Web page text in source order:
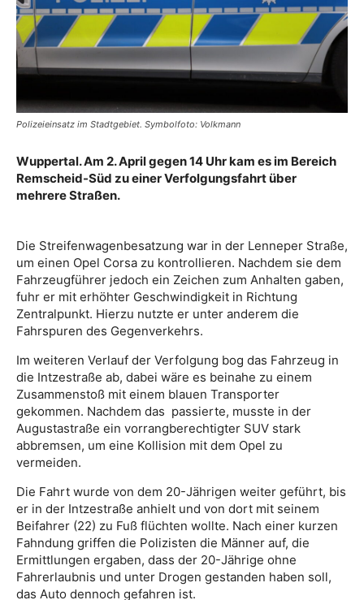
Polizeieinsatz im Stadtgebiet. Symbolfoto: Volkmann
Wuppertal. Am 2. April gegen 14 Uhr kam es im Bereich
Remscheid-Süd zu einer Verfolgungsfahrt über
mehrere Straßen.
Die Streifenwagenbesatzung war in der Lenneper Straße,
um einen Opel Corsa zu kontrollieren. Nachdem sie dem
Fahrzeugführer jedoch ein Zeichen zum Anhalten gaben,
fuhr er mit erhöhter Geschwindigkeit in Richtung
Zentralpunkt. Hierzu nutzte er unter anderem die
Fahrspuren des Gegenverkehrs.
Im weiteren Verlauf der Verfolgung bog das Fahrzeug in
die Intzestraße ab, dabei wäre es beinahe zu einem
Zusammenstoß mit einem blauen Transporter
gekommen. Nachdem das passierte, musste in der
Augustastraße ein vorrangberechtigter SUV stark
abbremsen, um eine Kollision mit dem Opel zu
vermeiden.
Die Fahrt wurde von dem 20-Jährigen weiter geführt, bis
er in der Intzestraße anhielt und von dort mit seinem
Beifahrer (22) zu Fuß flüchten wollte. Nach einer kurzen
Fahndung griffen die Polizisten die Männer auf, die
Ermittlungen ergaben, dass der 20-Jährige ohne
Fahrerlaubnis und unter Drogen gestanden haben soll,
das Auto dennoch gefahren ist.